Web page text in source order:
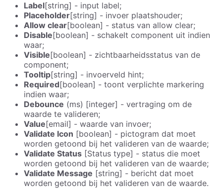
Label[string] - input label;
Placeholder[string] - invoer plaatshouder;
Allow clear[boolean] - status van allow clear;
Disable[boolean] - schakelt component uit indien
waar;
Visible[boolean] - zichtbaarheidsstatus van de
component;
Tooltip[string] - invoerveld hint;
Required[boolean] - toont verplichte markering
indien waar;
Debounce (ms) [integer] - vertraging om de
waarde te valideren;
Value[email] - waarde van invoer;
Validate Icon [boolean] - pictogram dat moet
worden getoond bij het valideren van de waarde;
Validate Status [Status type] - status die moet
worden getoond bij het valideren van de waarde;
Validate Message [string] - bericht dat moet
worden getoond bij het valideren van de waarde.